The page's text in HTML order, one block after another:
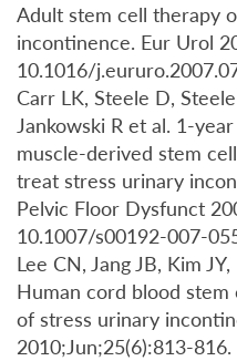
Adult stem cell therapy
incontinence. Eur Urol
10.1016/
Carr LK, Steele D,
Jankowski R et al. 1-
muscle-derived stem
treat stress urinary
Pelvic Floor Dysfunct
10.1007/s00192-007-
Lee CN, Jang JB, Kim
Human cord blood
of stress urinary
2010;Jun;25(6):813-